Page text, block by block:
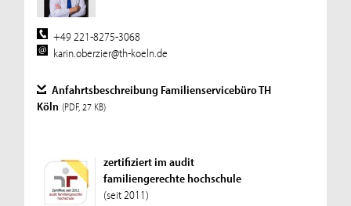
+49 221-8275-3068
karin.oberzier@th-koeln.de
Anfahrtsbeschreibung Familienservicebüro TH
Köln (PDF, 27 KB)
zertifiziert im audit
familiengerechte hochschule
(seit 2011)